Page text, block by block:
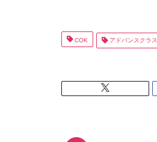
COK アドバンスクラス